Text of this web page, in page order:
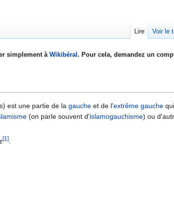
simplement à Wikibéral . Pour cela, demandez un
est une partie de la gauche et de l'extrême gauche
(on parle souvent d'islamogauchisme) ou
[1].
Lire Voir le